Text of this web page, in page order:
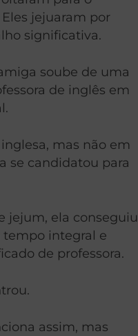
jejuaram por
significativa.
soube de uma
de inglês em
mas não em
se candidatou para
jejum, ela conseguiu
tempo integral e
de professora.
assim, mas